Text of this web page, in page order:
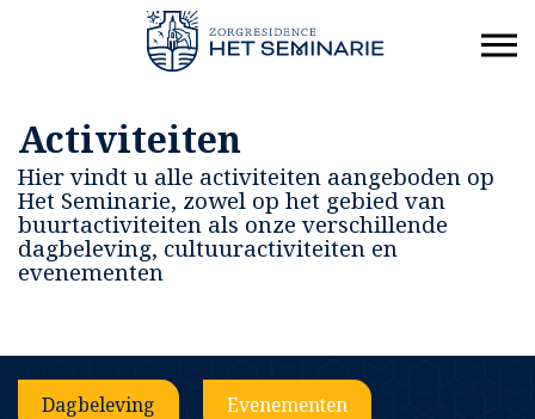
Activiteiten
Hier vindt u alle activiteiten aangeboden op
Het Seminarie, zowel op het gebied van
buurtactiviteiten als onze verschillende
dagbeleving, cultuuractiviteiten en
evenementen
Dagbeleving Evenementen